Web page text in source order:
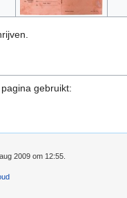
gebruikt:
2009 om 12:55.